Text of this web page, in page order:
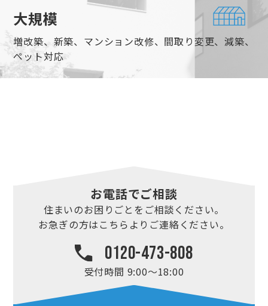
大規模
増改築、新築、マンション改修、間取り変更、減築、
ペット対応
お電話でご相談
住まいのお困りごとを ご相談ください。
お急ぎの方はこちらより ご連絡ください。
0120-473-808
受付時間 9:00～18:00